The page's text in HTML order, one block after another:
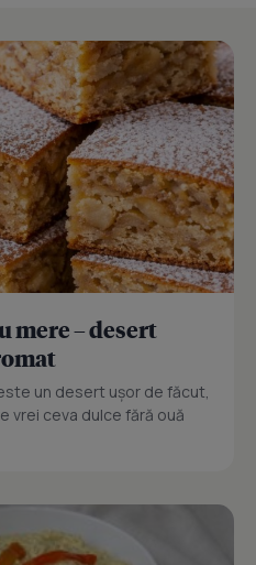
mere – desert
un desert ușor de făcut,
vrei ceva dulce fără ouă